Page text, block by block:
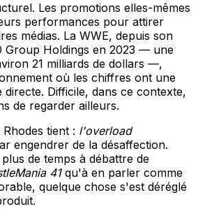
Les promotions elles-mêmes
performances pour attirer
médias. La WWE, depuis son
Group Holdings en 2023 — une
21 milliards de dollars —,
où les chiffres ont une
Difficile, dans ce contexte,
de regarder ailleurs.
tient : l'overload
engendrer de la désaffection.
de temps à débattre de
41qu'à en parler comme
quelque chose s'est déréglé